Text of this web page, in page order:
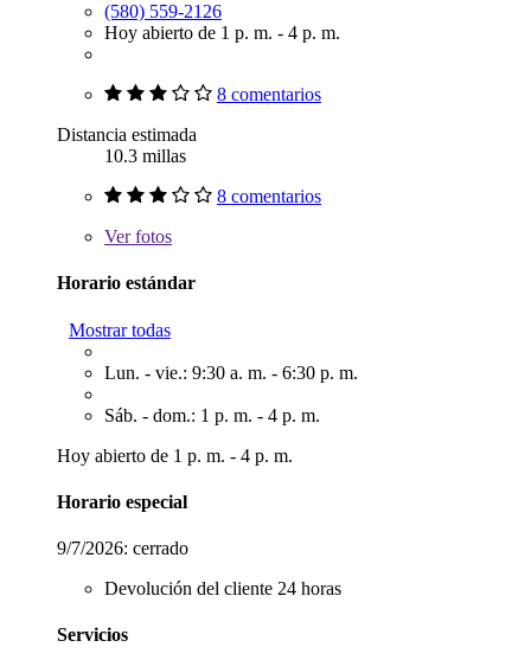
(580) 559-2126
Hoy abierto de 1 p. m. - 4 p. m.
8 comentarios
Distancia estimada
10.3 millas
8 comentarios
Verfotos
Horario estándar
Mostrar todas
Lun. - vie.: 9:30 a. m. - 6:30 p. m.
Sáb. - dom.: 1 p. m. - 4 p. m.
Hoy abierto de 1 p. m. - 4 p. m.
Horario especial
9/7/2026: cerrado
Devolución del cliente 24 horas
Servicios